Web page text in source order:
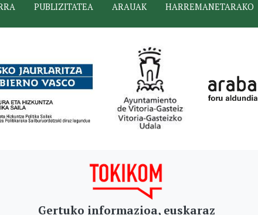
PUBLIZITATEA ARAUAK HARREMANETARAKO
Gertuko informazioa, euskaraz